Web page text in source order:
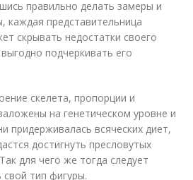
правильно делать замеры и
каждая представительница
скрывать недостатки своего
подчеркивать его
скелета, пропорции и
на генетическом уровне и
придерживалась всяческих диет,
достигнуть пресловутых
для чего же тогда следует
свой тип фигуры.